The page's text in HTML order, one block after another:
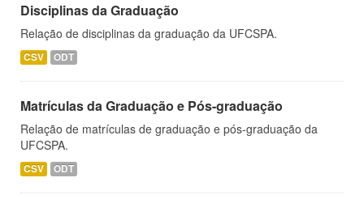
Disciplinas da Graduação
Relação de disciplinas da graduação da UFCSPA.
CSV ODT
Matrículas da Graduação e Pós-graduação
Relação de matrículas de graduação e pós-graduação da
UFCSPA.
CSV ODT